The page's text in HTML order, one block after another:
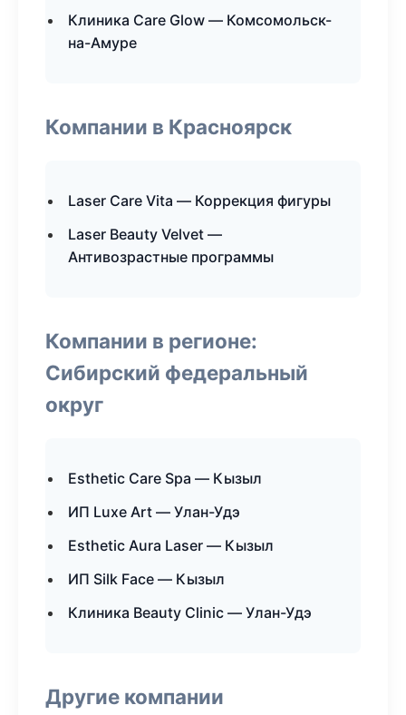
Клиника Care Glow — Комсомольск-
на-Амуре
Компании в Красноярск
Laser Care Vita — Коррекция фигуры
Laser Beauty Velvet —
Антивозрастные программы
Компании в регионе:
Сибирский федеральный
округ
Esthetic Care Spa — Кызыл
ИП Luxe Art — Улан-Удэ
Esthetic Aura Laser — Кызыл
ИП Silk Face — Кызыл
Клиника Beauty Clinic — Улан-Удэ
Другие компании